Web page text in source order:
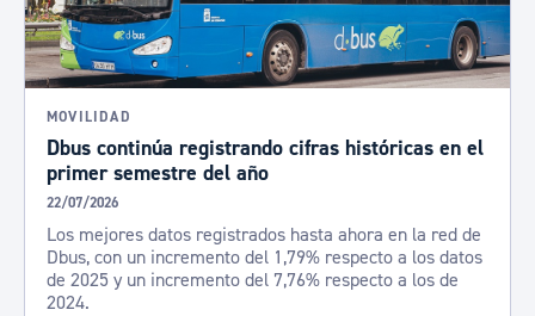
MOVILIDAD
Dbus continúa registrando cifras históricas en el
primer semestre del año
22/07/2026
Los mejores datos registrados hasta ahora en la red de
Dbus, con un incremento del 1,79% respecto a los datos
de 2025 y un incremento del 7,76% respecto a los de
2024.